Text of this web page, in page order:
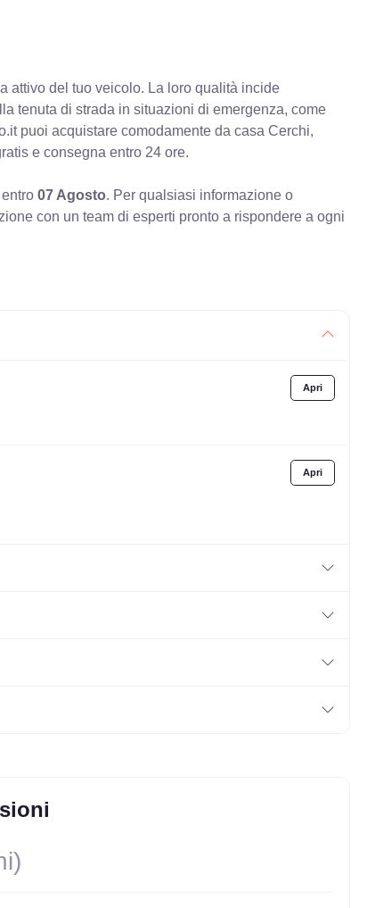
attivo del tuo veicolo. La loro qualità incide
tenuta di strada in situazioni di emergenza, come
puoi acquistare comodamente da casa Cerchi,
e consegna entro 24 ore.
entro07 Agosto. Per qualsiasi informazione o
con un team di esperti pronto a rispondere a ogni